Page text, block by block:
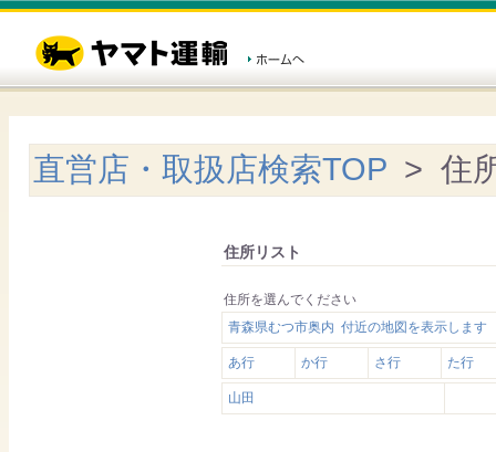
直営店・取扱店検索TOP > 住
住所リスト
住所を選んでください
青森県むつ市奥内 付近の地図を表示します
あ行 か行 さ行 た行
山田